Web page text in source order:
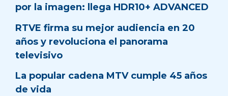
por la imagen: llega HDR10+ ADVANCED
RTVE firma su mejor audiencia en 20
años y revoluciona el panorama
televisivo
La popular cadena MTV cumple 45 años
de vida